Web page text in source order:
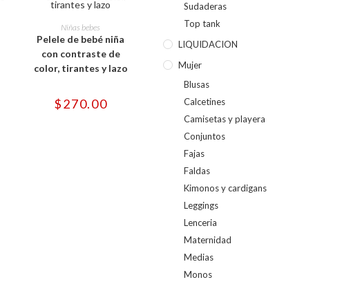
SELECCIONAR OPCIONES
Este
producto
tiene
múltiples
variantes.
opciones
elegir
en
Niñas bebes
Pelele de bebé niña
con contraste de
color, tirantes y lazo
$270.00
Sudaderas
Top tank
LIQUIDACION
Mujer
Blusas
Calcetines
Camisetas y playera
Conjuntos
Fajas
Faldas
Kimonos y cardigans
Leggings
Lenceria
Maternidad
Medias
Monos